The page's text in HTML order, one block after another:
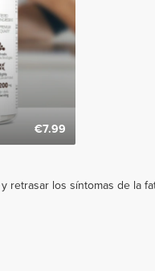
€7.99
retrasar los síntomas de la